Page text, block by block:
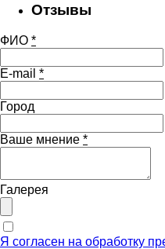
Отзывы
ФИО *
E-mail *
Город
Ваше мнение *
Галерея
Я согласен на обработку